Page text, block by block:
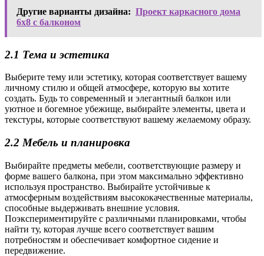
Другие варианты дизайна: Проект каркасного дома
6х8 с балконом
2.1 Тема и эстетика
Выберите тему или эстетику, которая соответствует вашему
личному стилю и общей атмосфере, которую вы хотите
создать. Будь то современный и элегантный балкон или
уютное и богемное убежище, выбирайте элементы, цвета и
текстуры, которые соответствуют вашему желаемому образу.
2.2 Мебель и планировка
Выбирайте предметы мебели, соответствующие размеру и
форме вашего балкона, при этом максимально эффективно
используя пространство. Выбирайте устойчивые к
атмосферным воздействиям высококачественные материалы,
способные выдерживать внешние условия.
Поэкспериментируйте с различными планировками, чтобы
найти ту, которая лучше всего соответствует вашим
потребностям и обеспечивает комфортное сидение и
передвижение.